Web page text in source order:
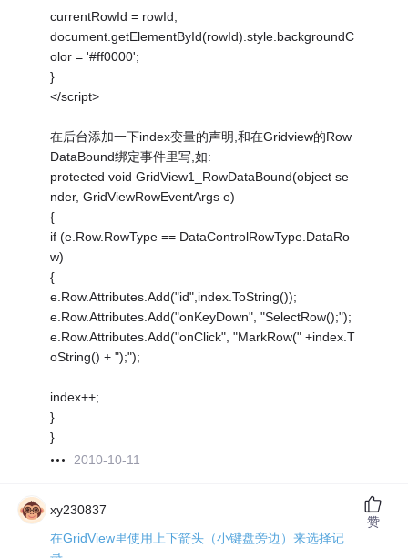
currentRowId = rowId;
document.getElementById(rowId).style.backgroundC
olor = '#ff0000';
}
</script>
在后台添加一下index变量的声明,和在Gridview的Row
DataBound绑定事件里写,如:
protected void GridView1_RowDataBound(object se
nder, GridViewRowEventArgs e)
{
if (e.Row.RowType == DataControlRowType.DataRo
w)
{
e.Row.Attributes.Add("id",index.ToString());
e.Row.Attributes.Add("onKeyDown", "SelectRow();");
e.Row.Attributes.Add("onClick", "MarkRow(" +index.T
oString() + ");");
index++;
}
}
2010-10-11
xy230837
在GridView里使用上下箭头（小键盘旁边）来选择记
赞